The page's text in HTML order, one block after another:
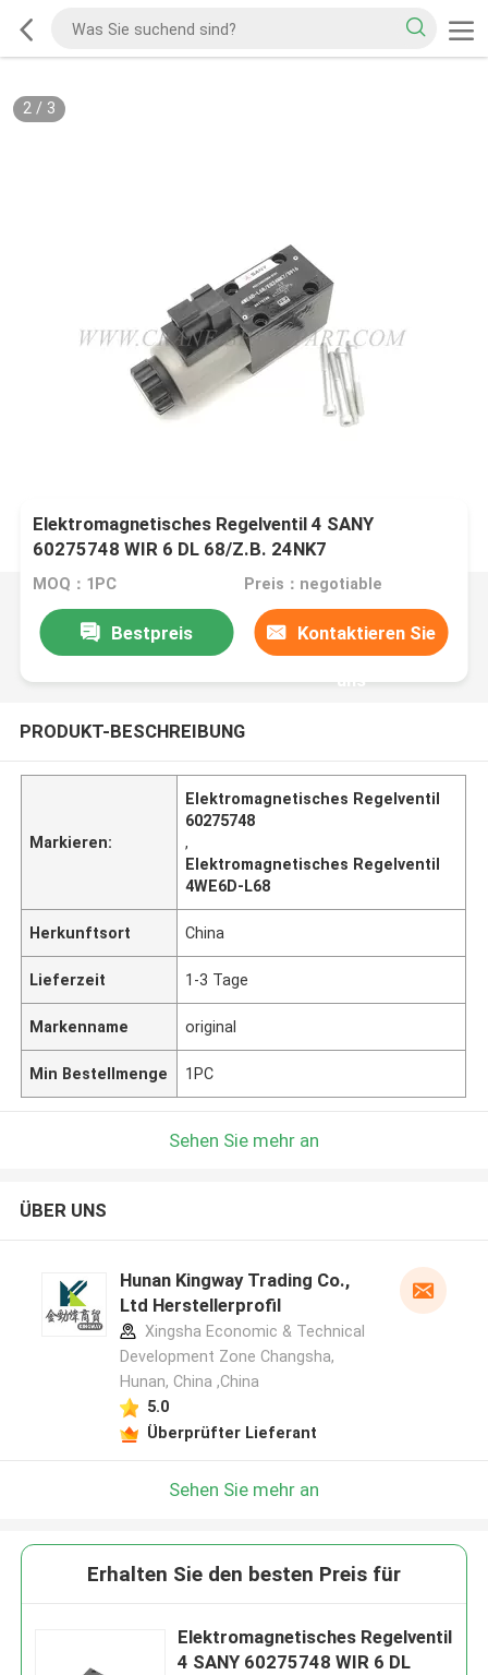
2/ 3
Elektromagnetisches Regelventil 4 SANY
60275748 WIR 6 DL 68/Z.B. 24NK7
MOQ：1PC Preis：negotiable
Bestpreis Kontaktieren Sie
uns
PRODUKT-BESCHREIBUNG
Markieren:
Elektromagnetisches Regelventil
60275748
,
Elektromagnetisches Regelventil
4WE6D-L68
Herkunftsort China
Lieferzeit 1-3 Tage
Markenname original
Min Bestellmenge 1PC
Sehen Sie mehr an
ÜBER UNS
Hunan Kingway Trading Co.,
Ltd Herstellerprofil
Xingsha Economic & Technical
Development Zone Changsha,
Hunan, China ,China
5.0
Überprüfter Lieferant
Sehen Sie mehr an
Erhalten Sie den besten Preis für
Elektromagnetisches Regelventil
4 SANY 60275748 WIR 6 DL